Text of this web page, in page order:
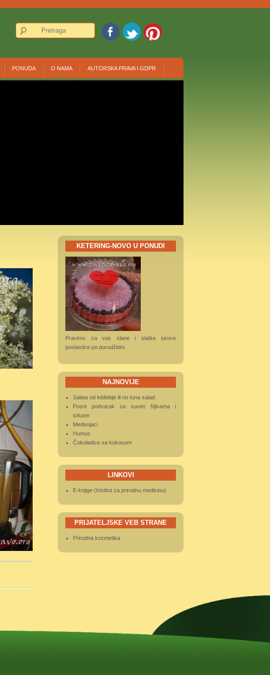
PONUDA O NAMA AUTORSKA PRAVA I GDPR
KETERING-NOVO U PONUDI
Pravimo za vas slane i slatke sirove
poslastice po porudžbini.
NAJNOVIJE
Salata od leblebije ili no tuna salad
Posni podvarak sa suvim šljivama i
tofuom
Medenjaci
Humus
Čokoladice sa kokosom
LINKOVI
E-knjige (Institut za prirodnu medicinu)
PRIJATELJSKE VEB STRANE
Prirodna kozmetika